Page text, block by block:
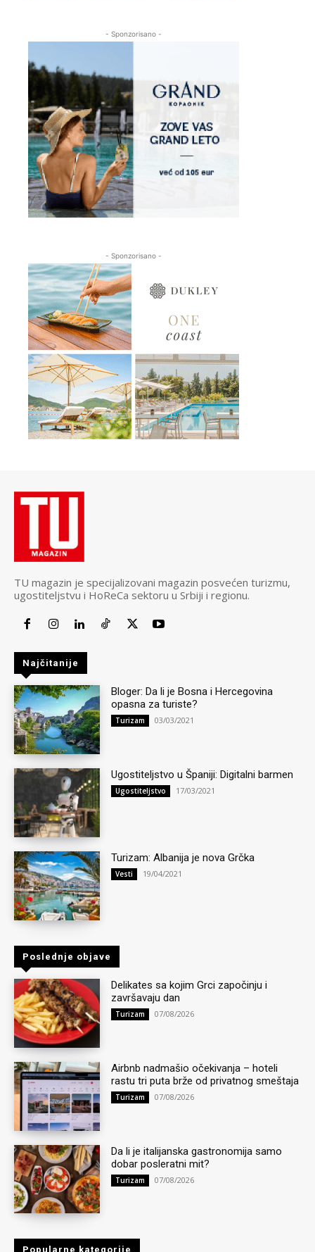
- Sponzorisano -
- Sponzorisano -
TU magazin je specijalizovani magazin posvećen turizmu,
ugostiteljstvu i HoReCa sektoru u Srbiji i regionu.
Najčitanije
Bloger: Da li je Bosna i Hercegovina
opasna za turiste?
Turizam 03/03/2021
Ugostiteljstvo u Španiji: Digitalni barmen
Ugostiteljstvo 17/03/2021
Turizam: Albanija je nova Grčka
Vesti 19/04/2021
Poslednje objave
Delikates sa kojim Grci započinju i
završavaju dan
Turizam 07/08/2026
Airbnb nadmašio očekivanja – hoteli
rastu tri puta brže od privatnog smeštaja
Turizam 07/08/2026
Da li je italijanska gastronomija samo
dobar posleratni mit?
Turizam 07/08/2026
Popularne kategorije